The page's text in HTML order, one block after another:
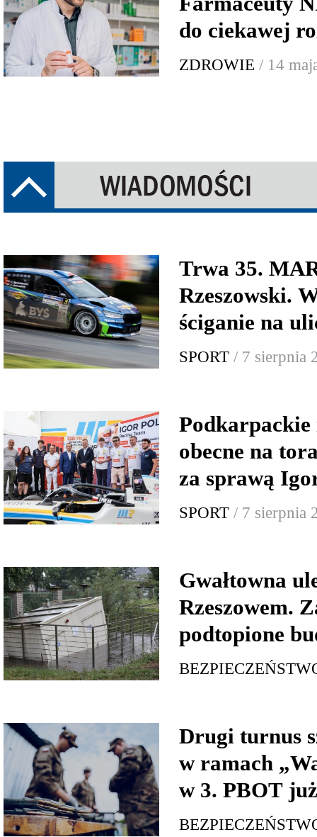
do ciekawej
ZDROWIE / 14
Trwa 35.
Rzeszowski.
ściganie na
SPORT / 7 sierpnia
Podkarpackie
obecne na
za sprawą
SPORT / 7 sierpnia
Gwałtowna
Rzeszowem.
podtopione
Drugi turnus
w ramach
w 3. PBOT